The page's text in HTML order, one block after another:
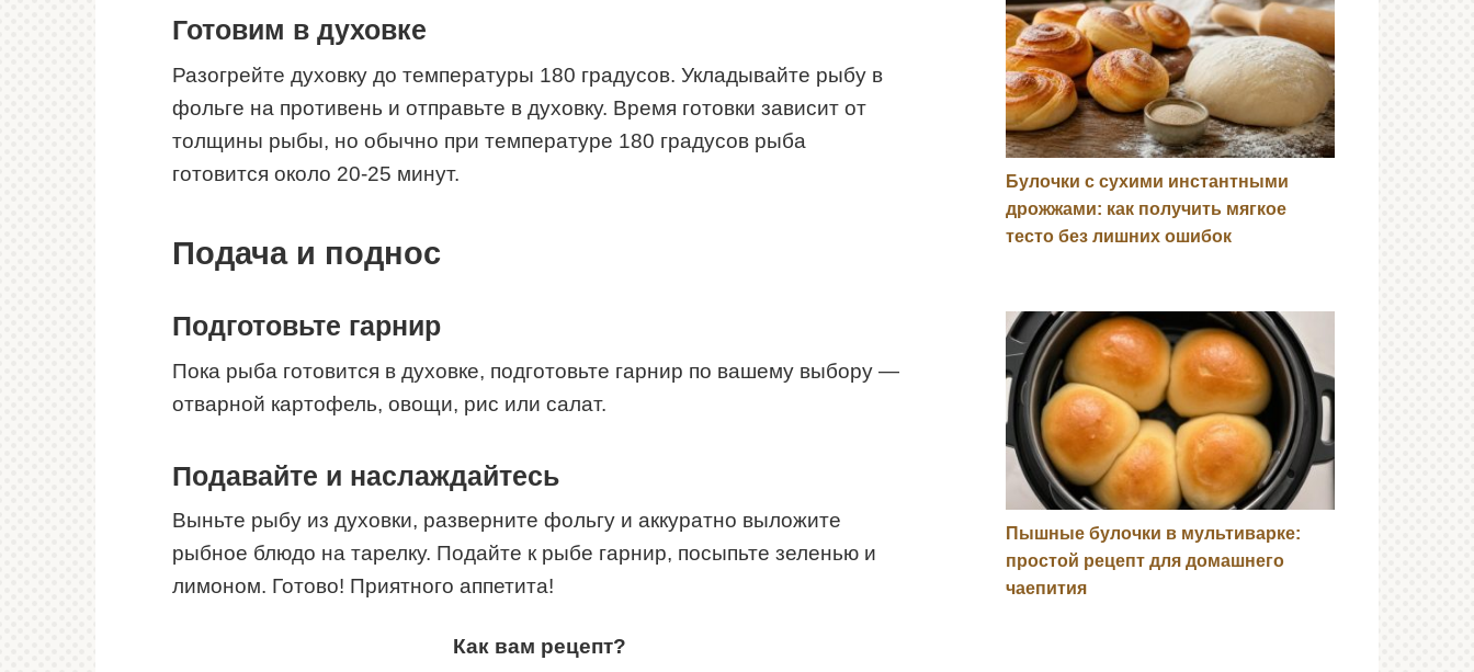
Готовим в духовке
Разогрейте духовку до температуры 180 градусов. Укладывайте рыбу в
фольге на противень и отправьте в духовку. Время готовки зависит от
толщины рыбы, но обычно при температуре 180 градусов рыба
готовится около 20-25 минут.
Подача и поднос
Подготовьте гарнир
Пока рыба готовится в духовке, подготовьте гарнир по вашему выбору —
отварной картофель, овощи, рис или салат.
Подавайте и наслаждайтесь
Выньте рыбу из духовки, разверните фольгу и аккуратно выложите
рыбное блюдо на тарелку. Подайте к рыбе гарнир, посыпьте зеленью и
лимоном. Готово! Приятного аппетита!
Как вам рецепт?
Булочки с сухими инстантными
дрожжами: как получить мягкое
тесто без лишних ошибок
Пышные булочки в мультиварке:
простой рецепт для домашнего
чаепития